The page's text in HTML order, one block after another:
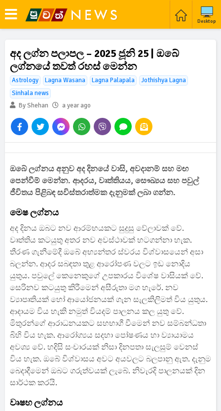
Desktop
අද ලග්න පලාපල – 2025 ජූනි 25 | ඔබේ
ලග්නයේ තවත් රහස් මෙන්න
Astrology Lagna Wasana Lagna Palapala
Jothishya Lagna
Sinhala news
By Shehan
a year ago
ඔබේ ලග්නය අනුව අද දිනයේ වාසි, අවදානම් සහ මඟ
පෙන්වීම් මෙන්න. ආදරය, වෘත්තියය, සෞඛ්‍යය සහ පවුල්
ජීවිතය පිළිබඳ සවිස්තරාත්මක දැනුමක් ලබා ගන්න.
මෙෂ ලග්නය
අද දිනය ඔබට නව ආරම්භයකට සුදුසු වේලාවක් වේ.
වෘත්තිය කටයුතු අතර නව අවස්ථාවක් හටගන්නා හැක.
තීරණ ගැනීමේදී ඔබේ අභ්‍යන්තර ස්වරය විශ්වාසයෙන් අසා
බලන්න. ආදර සබඳතා තුළ ආරෝපණ වලට ඉඩ නොදිය
යුතුය. පවුලේ කෙනෙකුගේ උපකාරය විශේෂ වාසියක් වේ.
සෙරිනව කටයුතු කිරීමෙන් අසීරුතා මග හැරේ. නව
ව්‍යාපෘතියක් හෝ ආයෝජනයක් ගැන සැලකිලිමත් විය යුතුය.
ආදායම විය හැකි නමුත් වියදම් පාලනය කල යුතු වේ.
මිතුරන්ගේ ආරාධනයකට සහභාගී වීමෙන් නව සම්බන්ධතා
බිහි විය හැක. ආරෝග්‍යය සදහා පෝෂණය හා ව්‍යායාමය
අවශ්‍ය වේ. හදිසි සංචාරයක් නිසා දිනපතා සැලසුම් වෙනස්
විය හැක. ඔබේ විශ්වාසය අවට අයවලට බලපානු ඇත. දැනුම
බෙදාදීමෙන් ඔබට ගරුත්වයක් ලැබේ. නිවැරදි පාලනයක් දින
සාර්ථක කරයි.
වෘෂභ ලග්නය